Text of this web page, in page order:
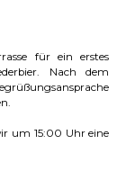
für ein erstes
Nach dem
um 15:00 Uhr eine